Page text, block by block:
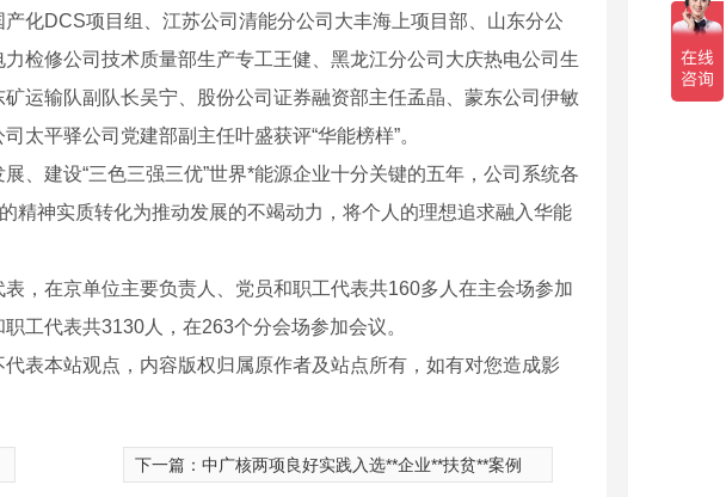
化DCS项目组、江苏公司清能分公司大丰海上项目部、山东分公
检修公司技术质量部生产专工王健、黑龙江分公司大庆热电公司生
运输队副队长吴宁、股份公司证券融资部主任孟晶、蒙东公司伊敏
太平驿公司党建部副主任叶盛获评“华能榜样”。
、建设“三色三强三优”世界*能源企业十分关键的五年，公司系统各
精神实质转化为推动发展的不竭动力，将个人的理想追求融入华能
，在京单位主要负责人、党员和职工代表共160多人在主会场参加
工代表共3130人，在263个分会场参加会议。
表本站观点，内容版权归属原作者及站点所有，如有对您造成影
下一篇： 中广核两项良好实践入选**企业**扶贫**案例